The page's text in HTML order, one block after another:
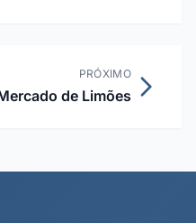
PRÓXIMO
de Limões